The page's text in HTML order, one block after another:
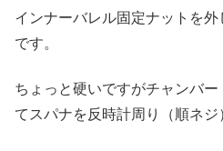
インナーバレル固定ナットを
です。
ちょっと硬いですがチャンバ
てスパナを反時計周り（順ネジ